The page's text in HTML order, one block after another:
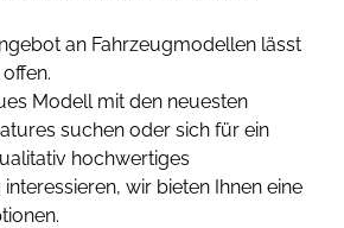
an Fahrzeugmodellen lässt
Modell mit den neuesten
suchen oder sich für ein
hochwertiges
wir bieten Ihnen eine